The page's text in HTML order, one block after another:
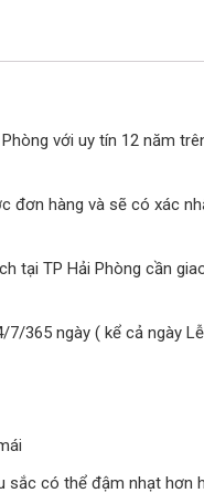
với uy tín 12 năm
hàng và sẽ có xác
tại TP Hải Phòng cần
7/365 ngày ( kể cả ngày
có thể đậm nhạt